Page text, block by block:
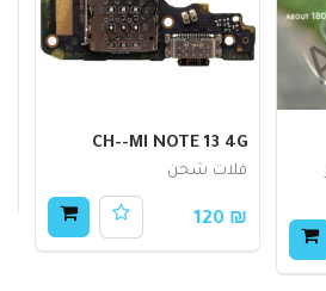
CH--MI NOTE 13 4G
فلات شحن
₪ 120